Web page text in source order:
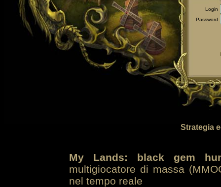
Login
Password
Strategia
My Lands: black gem
multigiocatore di massa
nel tempo reale